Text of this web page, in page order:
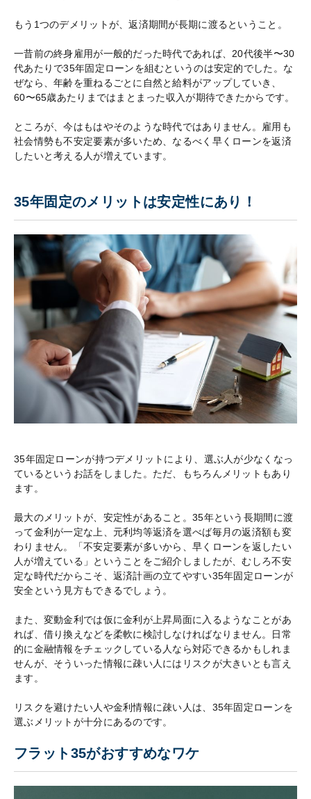
もう1つのデメリットが、返済期間が長期に渡るということ。
一昔前の終身雇用が一般的だった時代であれば、20代後半〜30
代あたりで35年固定ローンを組むというのは安定的でした。な
ぜなら、年齢を重ねるごとに自然と給料がアップしていき、
60〜65歳あたりまではまとまった収入が期待できたからです。
ところが、今はもはやそのような時代ではありません。雇用も
社会情勢も不安定要素が多いため、なるべく早くローンを返済
したいと考える人が増えています。
35年固定のメリットは安定性にあり！
35年固定ローンが持つデメリットにより、選ぶ人が少なくなっ
ているというお話をしました。ただ、もちろんメリットもあり
ます。
最大のメリットが、安定性があること。35年という長期間に渡
って金利が一定な上、元利均等返済を選べば毎月の返済額も変
わりません。「不安定要素が多いから、早くローンを返したい
人が増えている」ということをご紹介しましたが、むしろ不安
定な時代だからこそ、返済計画の立てやすい35年固定ローンが
安全という見方もできるでしょう。
また、変動金利では仮に金利が上昇局面に入るようなことがあ
れば、借り換えなどを柔軟に検討しなければなりません。日常
的に金融情報をチェックしている人なら対応できるかもしれま
せんが、そういった情報に疎い人にはリスクが大きいとも言え
ます。
リスクを避けたい人や金利情報に疎い人は、35年固定ローンを
選ぶメリットが十分にあるのです。
フラット35がおすすめなワケ